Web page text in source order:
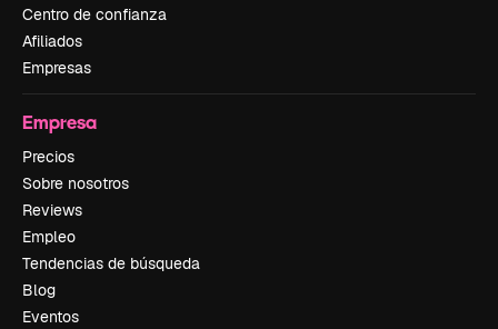
Centro de confianza
Afiliados
Empresas
Empresa
Precios
Sobre nosotros
Reviews
Empleo
Tendencias de búsqueda
Blog
Eventos